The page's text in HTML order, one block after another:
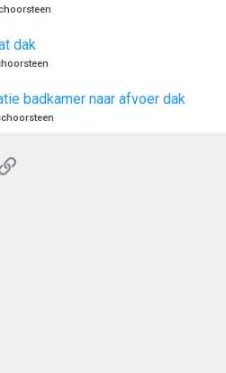
dak
badkamer naar afvoer dak
Link